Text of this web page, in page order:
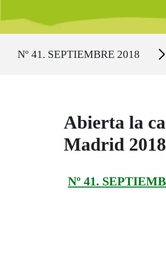
Nº 41. SEPTIEMBRE 2018
Abierta la
Madrid
Nº 41.